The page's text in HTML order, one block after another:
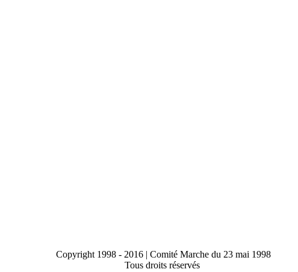
Copyright 1998 - 2016 | Comité Marche du 23 mai 1998
Tous droits réservés